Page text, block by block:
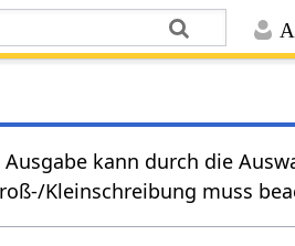
kann durch die
Kleinschreibung muss